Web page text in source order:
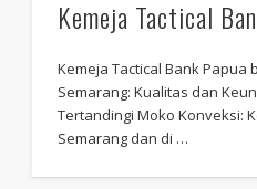
Kemeja Tactical
Kemeja Tactical Bank Papua
Semarang: Kualitas dan
Tertandingi Moko Konveksi:
Semarang dan di …